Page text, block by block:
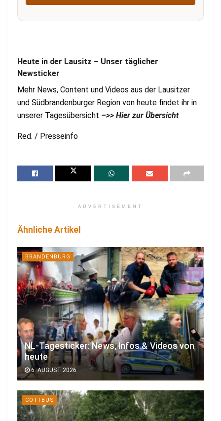
Heute in der Lausitz – Unser täglicher
Newsticker
Mehr News, Content und Videos aus der Lausitzer
und Südbrandenburger Region von heute findet ihr in
unserer Tagesübersicht –>> Hier zur Übersicht
Red. / Presseinfo
ADVERTISEMENT
Ähnliche Artikel
BRANDENBURG
NL-Tagesticker: News, Infos & Videos von
heute
6. AUGUST 2026
COTTBUS